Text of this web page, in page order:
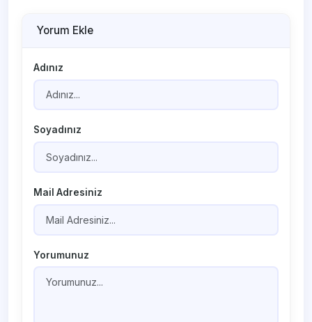
Yorum Ekle
Adınız
Soyadınız
Mail Adresiniz
Yorumunuz